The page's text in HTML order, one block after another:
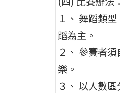
１、 舞蹈類
蹈為主。
２、 參賽者
樂。
３、 以人數